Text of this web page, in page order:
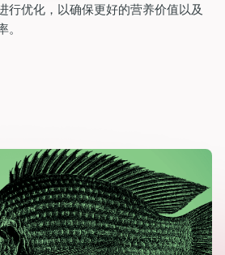
行优化，以确保更好的营养价值以及
。